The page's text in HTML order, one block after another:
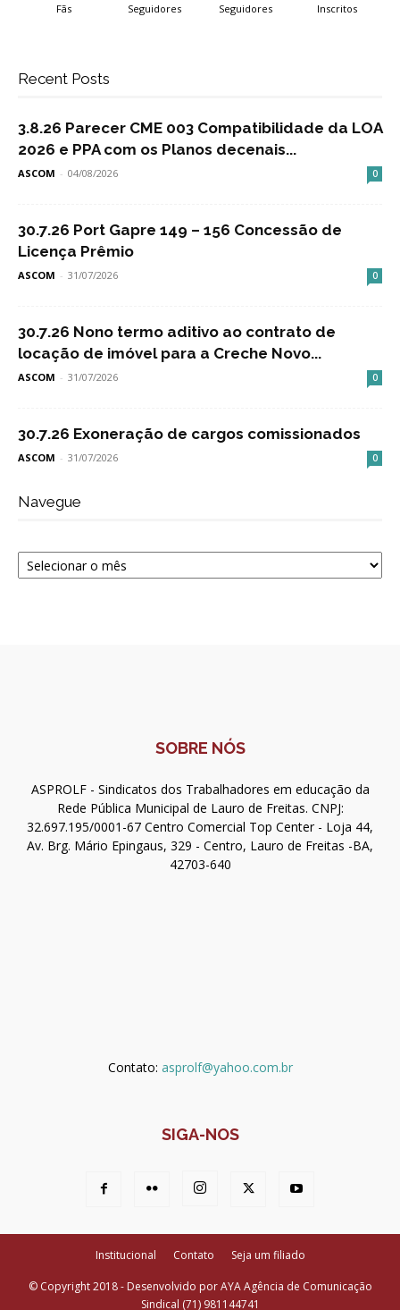
Fãs Seguidores Seguidores Inscritos
Recent Posts
3.8.26 Parecer CME 003 Compatibilidade da LOA
2026 e PPA com os Planos decenais...
ASCOM - 04/08/2026 0
30.7.26 Port Gapre 149 – 156 Concessão de
Licença Prêmio
ASCOM - 31/07/2026 0
30.7.26 Nono termo aditivo ao contrato de
locação de imóvel para a Creche Novo...
ASCOM - 31/07/2026 0
30.7.26 Exoneração de cargos comissionados
ASCOM - 31/07/2026 0
Navegue
Navegue
SOBRE NÓS
ASPROLF - Sindicatos dos Trabalhadores em educação da
Rede Pública Municipal de Lauro de Freitas. CNPJ:
32.697.195/0001-67 Centro Comercial Top Center - Loja 44,
Av. Brg. Mário Epingaus, 329 - Centro, Lauro de Freitas -BA,
42703-640
Contato: asprolf@yahoo.com.br
SIGA-NOS
Institucional Contato Seja um filiado
© Copyright 2018 - Desenvolvido por AYA Agência de Comunicação
Sindical (71) 981144741